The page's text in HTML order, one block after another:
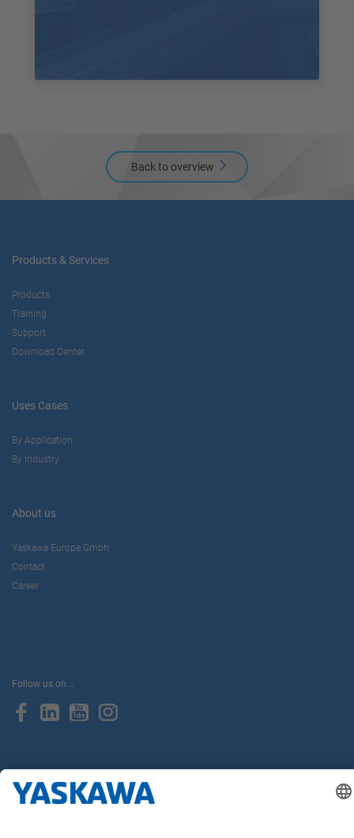
Back to overview
Products & Services
Products
Training
Support
Download Center
Uses Cases
By Application
By Industry
About us
Yaskawa Europe Gmbh
Contact
Career
Follow us on...
Home Terms & Conditions